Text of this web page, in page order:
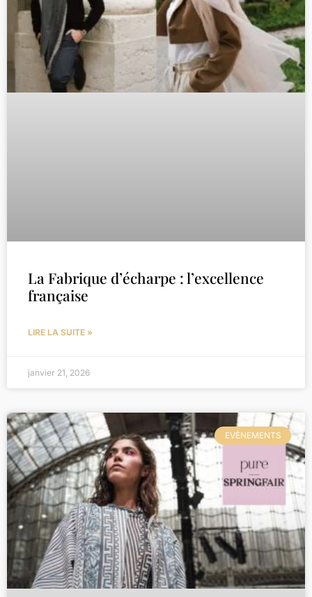
La Fabrique d’écharpe : l’excellence
française
LIRE LA SUITE »
janvier 21, 2026
EVÈNEMENTS